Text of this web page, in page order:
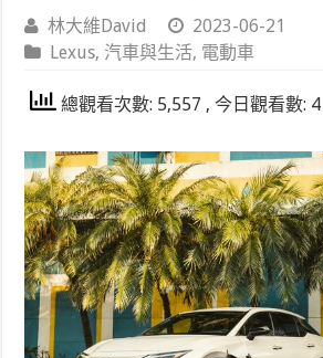
林大維David
2023-06-21
Lexus, 汽車與生活, 電動車
總觀看次數: 5,557 , 今日觀看數: 4